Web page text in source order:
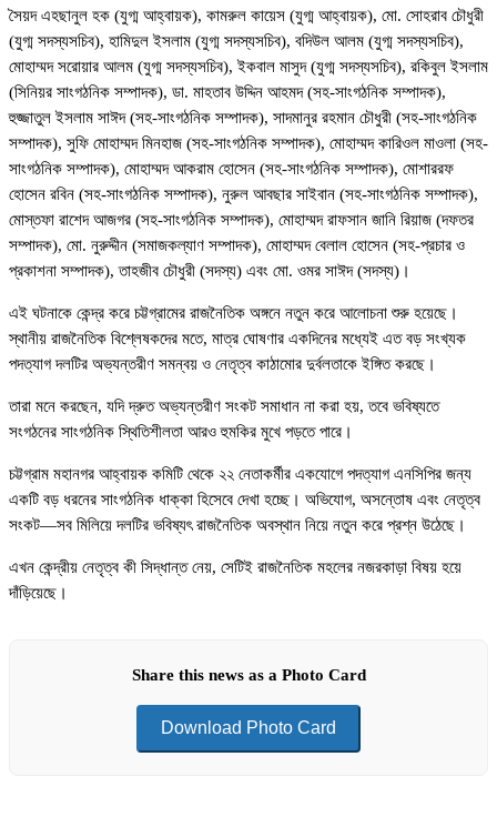
সৈয়দ এহছানুল হক (যুগ্ম আহ্বায়ক), কামরুল কায়েস (যুগ্ম আহ্বায়ক), মো. সোহরাব চৌধুরী
(যুগ্ম সদস্যসচিব), হামিদুল ইসলাম (যুগ্ম সদস্যসচিব), বদিউল আলম (যুগ্ম সদস্যসচিব),
মোহাম্মদ সরোয়ার আলম (যুগ্ম সদস্যসচিব), ইকবাল মাসুদ (যুগ্ম সদস্যসচিব), রকিবুল ইসলাম
(সিনিয়র সাংগঠনিক সম্পাদক), ডা. মাহতাব উদ্দিন আহমদ (সহ-সাংগঠনিক সম্পাদক),
হুজ্জাতুল ইসলাম সাঈদ (সহ-সাংগঠনিক সম্পাদক), সাদমানুর রহমান চৌধুরী (সহ-সাংগঠনিক
সম্পাদক), সুফি মোহাম্মদ মিনহাজ (সহ-সাংগঠনিক সম্পাদক), মোহাম্মদ কারিওল মাওলা (সহ-
সাংগঠনিক সম্পাদক), মোহাম্মদ আকরাম হোসেন (সহ-সাংগঠনিক সম্পাদক), মোশাররফ
হোসেন রবিন (সহ-সাংগঠনিক সম্পাদক), নুরুল আবছার সাইবান (সহ-সাংগঠনিক সম্পাদক),
মোস্তফা রাশেদ আজগর (সহ-সাংগঠনিক সম্পাদক), মোহাম্মদ রাফসান জানি রিয়াজ (দফতর
সম্পাদক), মো. নুরুদ্দীন (সমাজকল্যাণ সম্পাদক), মোহাম্মদ বেলাল হোসেন (সহ-প্রচার ও
প্রকাশনা সম্পাদক), তাহজীব চৌধুরী (সদস্য) এবং মো. ওমর সাঈদ (সদস্য)।
এই ঘটনাকে কেন্দ্র করে চট্টগ্রামের রাজনৈতিক অঙ্গনে নতুন করে আলোচনা শুরু হয়েছে।
স্থানীয় রাজনৈতিক বিশ্লেষকদের মতে, মাত্র ঘোষণার একদিনের মধ্যেই এত বড় সংখ্যক
পদত্যাগ দলটির অভ্যন্তরীণ সমন্বয় ও নেতৃত্ব কাঠামোর দুর্বলতাকে ইঙ্গিত করছে।
তারা মনে করছেন, যদি দ্রুত অভ্যন্তরীণ সংকট সমাধান না করা হয়, তবে ভবিষ্যতে
সংগঠনের সাংগঠনিক স্থিতিশীলতা আরও হুমকির মুখে পড়তে পারে।
চট্টগ্রাম মহানগর আহ্বায়ক কমিটি থেকে ২২ নেতাকর্মীর একযোগে পদত্যাগ এনসিপির জন্য
একটি বড় ধরনের সাংগঠনিক ধাক্কা হিসেবে দেখা হচ্ছে। অভিযোগ, অসন্তোষ এবং নেতৃত্ব
সংকট—সব মিলিয়ে দলটির ভবিষ্যৎ রাজনৈতিক অবস্থান নিয়ে নতুন করে প্রশ্ন উঠেছে।
এখন কেন্দ্রীয় নেতৃত্ব কী সিদ্ধান্ত নেয়, সেটিই রাজনৈতিক মহলের নজরকাড়া বিষয় হয়ে
দাঁড়িয়েছে।
Share this news as a Photo Card
Download Photo Card